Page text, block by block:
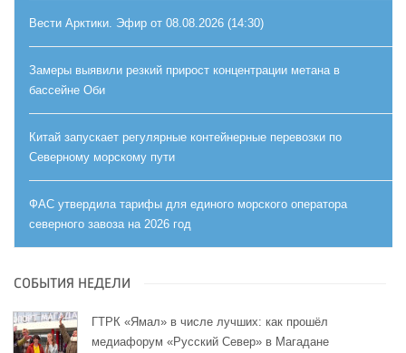
Вести Арктики. Эфир от 08.08.2026 (14:30)
Замеры выявили резкий прирост концентрации метана в
бассейне Оби
Китай запускает регулярные контейнерные перевозки по
Северному морскому пути
ФАС утвердила тарифы для единого морского оператора
северного завоза на 2026 год
СОБЫТИЯ НЕДЕЛИ
ГТРК «Ямал» в числе лучших: как прошёл
медиафорум «Русский Север» в Магадане